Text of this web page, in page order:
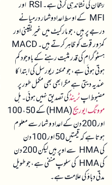
رجحان کی نشاندہی کرتی ہے۔ RSI اور
MFI کے اوسط اعدادوشمار درمیانے
درجے پر ہیں، جو مارکیٹ میں غیر یقینی اور
کمزور قوت کو ظاہر کرتے ہیں۔ MACD
ہسٹوگرام کی قدر مثبت رہنے کے باوجود کم
ہوتی ہوئی ہے، جو ممکنہ ریورسل کی ابتدا کا
عندیہ دیتی ہے مگر ابھی بھی مکمل طور پر
مضبوط اپٹرینڈکی تصدیق نہیں ہوئی۔ ہل
موونگ ایوریج
(HMA) کے 50، 100
اور 200 دن کے اعداد و شمار سے معلوم
ہوتا ہے کہ قیمتیں 50 اور 100 دن
کی HMA سے اوپر ہیں لیکن 200 دن
کی HMA کی سلوپ منفی ہے، جو طویل
مدتی دباؤ کی علامت ہے۔